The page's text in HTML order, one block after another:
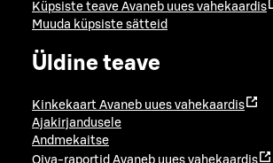
Küpsiste teave Avaneb uues vahekaardis
Muuda küpsiste sätteid
Üldine teave
Kinkekaart Avaneb uues vahekaardis
Ajakirjandusele
Andmekaitse